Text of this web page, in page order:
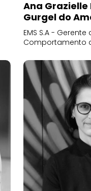
Ana
Gurgel do
EMS S.A -
Comportamento